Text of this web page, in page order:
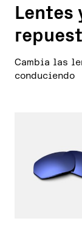
Lentes
Cambia las
conduciendo